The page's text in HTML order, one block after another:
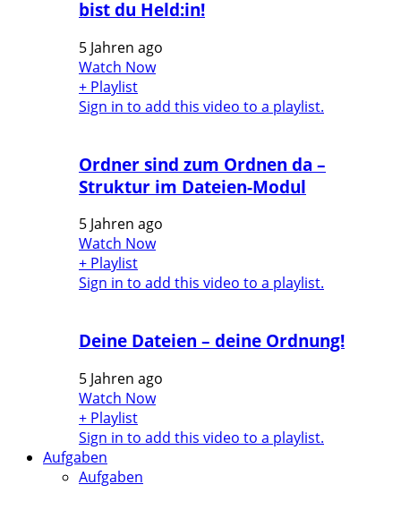
bist du Held:in!
5 Jahren ago
Watch Now
+ Playlist
Sign in to add this video to a playlist.
Ordner sind zum Ordnen da –
Struktur im Dateien-Modul
5 Jahren ago
Watch Now
+ Playlist
Sign in to add this video to a playlist.
Deine Dateien – deine Ordnung!
5 Jahren ago
Watch Now
+ Playlist
Sign in to add this video to a playlist.
Aufgaben
Aufgaben